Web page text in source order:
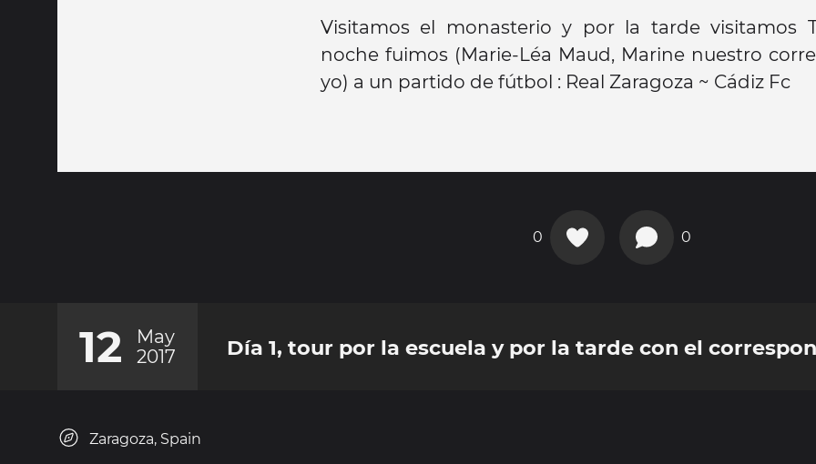
Visitamos el monasterio y por la tarde visitamos
noche fuimos (Marie-Léa Maud, Marine nuestro
yo) a un partido de fútbol : Real Zaragoza ~ Cádiz Fc
0 0
12
May
2017
Día 1, tour por la escuela y por la tarde con el
Zaragoza, Spain